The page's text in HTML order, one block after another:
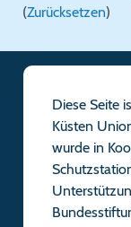
(Zurücksetzen)
Diese Seite
Küsten
wurde in